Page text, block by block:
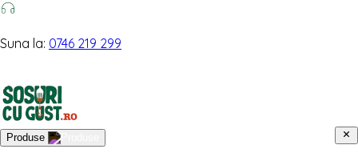
Suna la: 0746 219 299
Produse